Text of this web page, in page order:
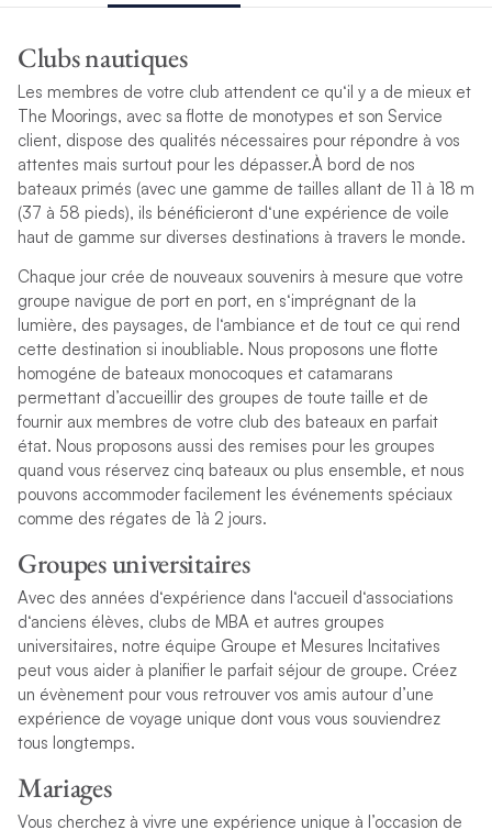
Clubs nautiques
Les membres de votre club attendent ce qu‘il y a de mieux et
The Moorings, avec sa fotte de monotypes et son Service
client, dispose des qualités nécessaires pour répondre à vos
attentes mais surtout pour les dépasser.À bord de nos
bateaux primés (avec une gamme de tailles allant de 11 à 18 m
(37 à 58 pieds), ils bénéfcieront d‘une expérience de voile
haut de gamme sur diverses destinations à travers le monde.
Chaque jour crée de nouveaux souvenirs à mesure que votre
groupe navigue de port en port, en s‘imprégnant de a
umière, des paysages, de ‘ambiance et de tout ce qui rend
cette destination si inoub iab e. Nous proposons une fotte
homogéne de bateaux monocoques et catamarans
permettant d’accuei ir des groupes de toute tai e et de
fournir aux membres de votre cl ub des bateaux en parfait
état. Nous proposons aussi des remises pour es groupes
quand vous réservez cinq bateaux ou p us ensemb e, et nous
pouvons accommoder faci ement es événements spéciaux
comme des régates de 1à 2 jours.
Groupes universitaires
Avec des années d‘expérience dans l‘accueil d‘associations
d‘anciens élèves, clubs de MBA et autres groupes
universitaires, notre équipe Groupe et Mesures Incitatives
peut vous aider à planifer le parfait séjour de groupe. Créez
un évènement pour vous retrouver vos amis autour d’une
expérience de voyage unique dont vous vous souviendrez
tous longtemps.
Mariages
Vous cherchez à vivre une expérience unique à l’occasion de